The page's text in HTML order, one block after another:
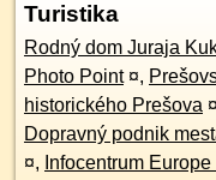
Turistika
Rodný dom Juraja
Photo Point ¤,
historického Prešova ¤
Dopravný podnik
¤, Infocentrum